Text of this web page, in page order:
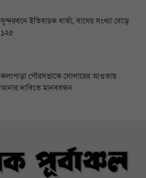
সুন্দরবনে ইতিবাচক বার্তা, বাঘের সংখ্যা বেড়ে
১২৫
কলাপাড়া পৌরসভাকে সোলারের আওতায়
আনার দাবিতে মানববন্ধন